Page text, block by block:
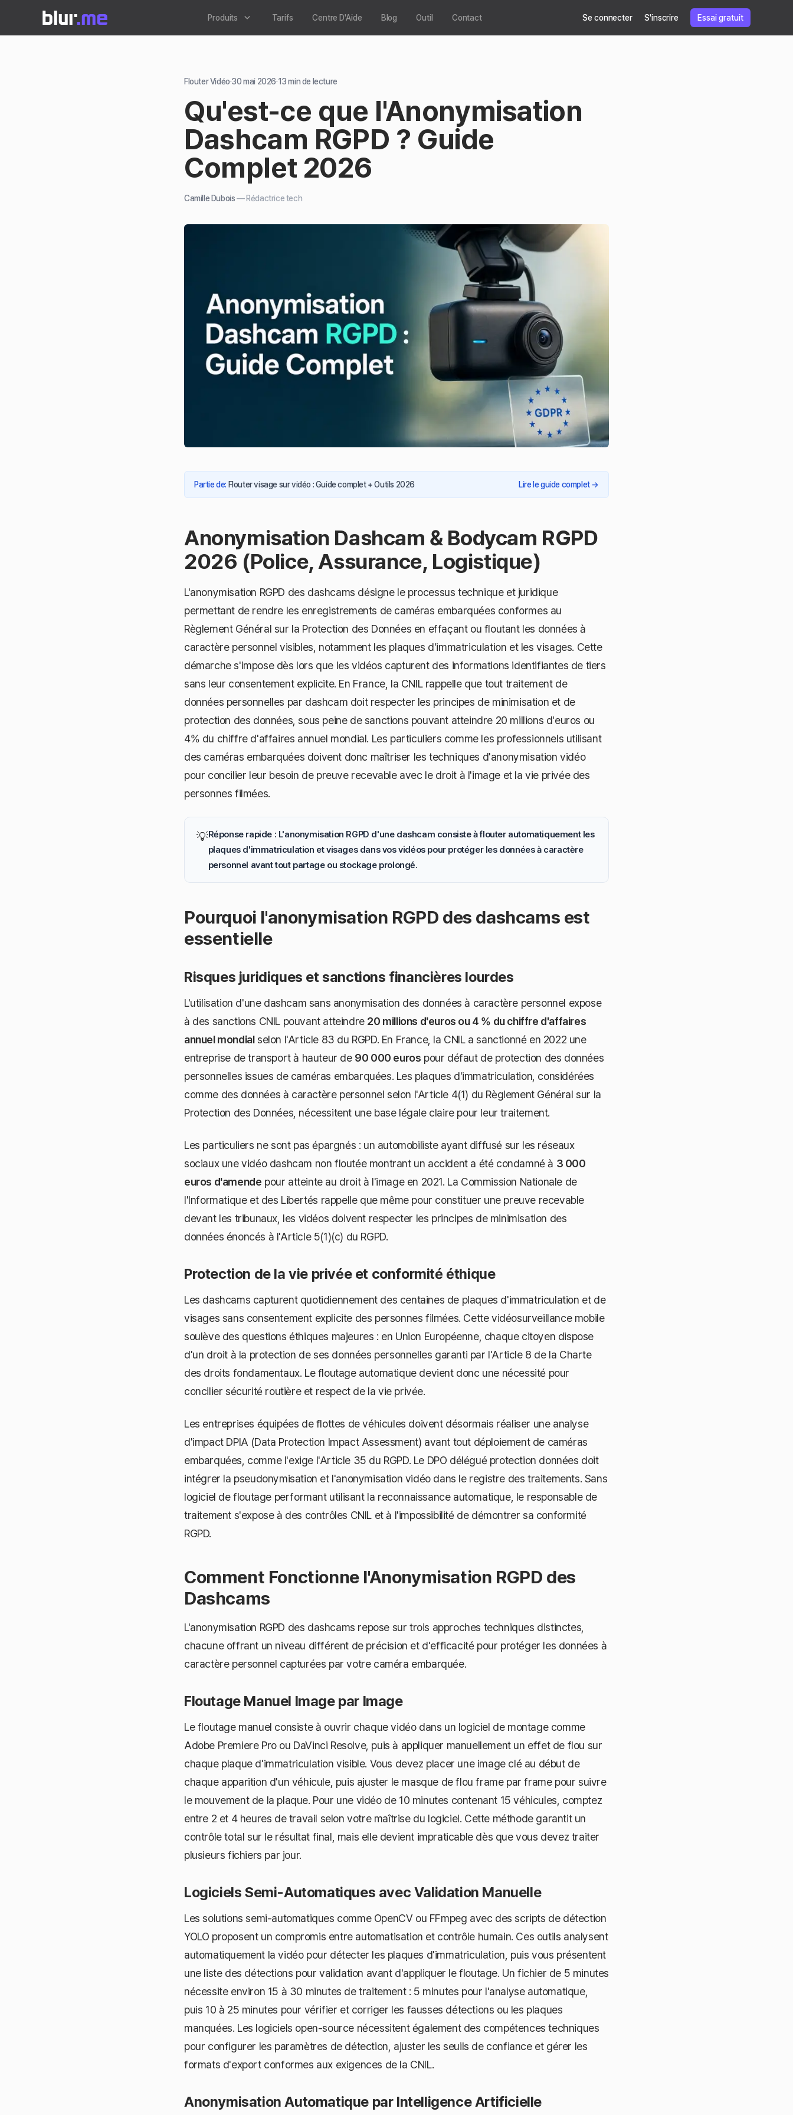
Produits Tarifs Centre D'Aide Blog Outil Contact Se connecter S'inscrire Essai gratuit
Flouter Vidéo·30 mai 2026·13min de lecture
Qu'est-ce que l'Anonymisation
Dashcam RGPD ? Guide
Complet 2026
Camille Dubois— Rédactrice tech
Partie de: Flouter visage sur vidéo : Guide complet + Outils 2026 Lire le guide complet →
Anonymisation Dashcam & Bodycam RGPD
2026 (Police, Assurance, Logistique)
L'anonymisation RGPD des dashcams désigne le processus technique et juridique
permettant de rendre les enregistrements de caméras embarquées conformes au
Règlement Général sur la Protection des Données en effaçant ou floutant les données à
caractère personnel visibles, notamment les plaques d'immatriculation et les visages. Cette
démarche s'impose dès lors que les vidéos capturent des informations identifiantes de tiers
sans leur consentement explicite. En France, la CNIL rappelle que tout traitement de
données personnelles par dashcam doit respecter les principes de minimisation et de
protection des données, sous peine de sanctions pouvant atteindre 20 millions d'euros ou
4% du chiffre d'affaires annuel mondial. Les particuliers comme les professionnels utilisant
des caméras embarquées doivent donc maîtriser les techniques d'anonymisation vidéo
pour concilier leur besoin de preuve recevable avec le droit à l'image et la vie privée des
personnes filmées.
💡Réponse rapide : L'anonymisation RGPD d'une dashcam consiste à flouter automatiquement les
plaques d'immatriculation et visages dans vos vidéos pour protéger les données à caractère
personnel avant tout partage ou stockage prolongé.
Pourquoi l'anonymisation RGPD des dashcams est
essentielle
Risques juridiques et sanctions financières lourdes
L'utilisation d'une dashcam sans anonymisation des données à caractère personnel expose
à des sanctions CNIL pouvant atteindre 20 millions d'euros ou 4 % du chiffre d'affaires
annuel mondialselon l'Article 83 du RGPD. En France, la CNIL a sanctionné en 2022 une
entreprise de transport à hauteur de 90 000 euros pour défaut de protection des données
personnelles issues de caméras embarquées. Les plaques d'immatriculation, considérées
comme des données à caractère personnel selon l'Article 4(1) du Règlement Général sur la
Protection des Données, nécessitent une base légale claire pour leur traitement.
Les particuliers ne sont pas épargnés : un automobiliste ayant diffusé sur les réseaux
sociaux une vidéo dashcam non floutée montrant un accident a été condamné à 3 000
euros d'amende pour atteinte au droit à l'image en 2021. La Commission Nationale de
l'Informatique et des Libertés rappelle que même pour constituer une preuve recevable
devant les tribunaux, les vidéos doivent respecter les principes de minimisation des
données énoncés à l'Article 5(1)(c) du RGPD.
Protection de la vie privée et conformité éthique
Les dashcams capturent quotidiennement des centaines de plaques d'immatriculation et de
visages sans consentement explicite des personnes filmées. Cette vidéosurveillance mobile
soulève des questions éthiques majeures : en Union Européenne, chaque citoyen dispose
d'un droit à la protection de ses données personnelles garanti par l'Article 8 de la Charte
des droits fondamentaux. Le floutage automatique devient donc une nécessité pour
concilier sécurité routière et respect de la vie privée.
Les entreprises équipées de flottes de véhicules doivent désormais réaliser une analyse
d'impact DPIA (Data Protection Impact Assessment) avant tout déploiement de caméras
embarquées, comme l'exige l'Article 35 du RGPD. Le DPO délégué protection données doit
intégrer la pseudonymisation et l'anonymisation vidéo dans le registre des traitements. Sans
logiciel de floutage performant utilisant la reconnaissance automatique, le responsable de
traitement s'expose à des contrôles CNIL et à l'impossibilité de démontrer sa conformité
RGPD.
Comment Fonctionne l'Anonymisation RGPD des
Dashcams
L'anonymisation RGPD des dashcams repose sur trois approches techniques distinctes,
chacune offrant un niveau différent de précision et d'efficacité pour protéger les données à
caractère personnel capturées par votre caméra embarquée.
Floutage Manuel Image par Image
Le floutage manuel consiste à ouvrir chaque vidéo dans un logiciel de montage comme
Adobe Premiere Pro ou DaVinci Resolve, puis à appliquer manuellement un effet de flou sur
chaque plaque d'immatriculation visible. Vous devez placer une image clé au début de
chaque apparition d'un véhicule, puis ajuster le masque de flou frame par frame pour suivre
le mouvement de la plaque. Pour une vidéo de 10 minutes contenant 15 véhicules, comptez
entre 2 et 4 heures de travail selon votre maîtrise du logiciel. Cette méthode garantit un
contrôle total sur le résultat final, mais elle devient impraticable dès que vous devez traiter
plusieurs fichiers par jour.
Logiciels Semi-Automatiques avec Validation Manuelle
Les solutions semi-automatiques comme OpenCV ou FFmpeg avec des scripts de détection
YOLO proposent un compromis entre automatisation et contrôle humain. Ces outils analysent
automatiquement la vidéo pour détecter les plaques d'immatriculation, puis vous présentent
une liste des détections pour validation avant d'appliquer le floutage. Un fichier de 5 minutes
nécessite environ 15 à 30 minutes de traitement : 5 minutes pour l'analyse automatique,
puis 10 à 25 minutes pour vérifier et corriger les fausses détections ou les plaques
manquées. Les logiciels open-source nécessitent également des compétences techniques
pour configurer les paramètres de détection, ajuster les seuils de confiance et gérer les
formats d'export conformes aux exigences de la CNIL.
Anonymisation Automatique par Intelligence Artificielle